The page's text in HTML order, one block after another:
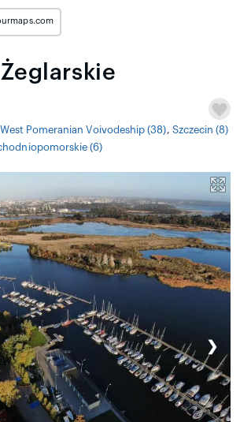
West Pomeranian Voivodeship (38), Szczecin (8)
(6)
❯